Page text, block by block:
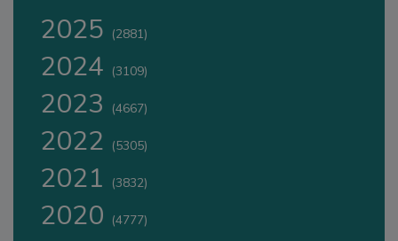
2025 (2881)
2024 (3109)
2023 (4667)
2022 (5305)
2021 (3832)
2020 (4777)